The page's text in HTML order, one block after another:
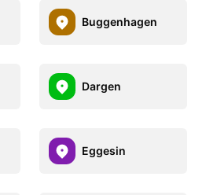
Buggenhagen
Dargen
Eggesin